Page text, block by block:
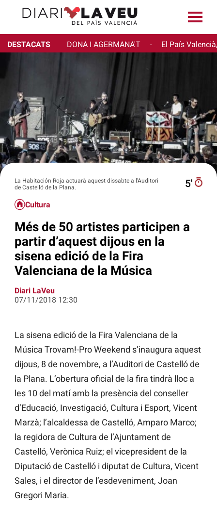
DESTACATS DONA I AGERMANA'T · El País
La Habitación Roja actuarà aquest dissabte a l'Auditori
de Castelló de la Plana.
5′
Cultura
Més de 50 artistes participen a
partir d’aquest dijous en la
sisena edició de la Fira
Valenciana de la Música
Diari LaVeu
07/11/2018 12:30
La sisena edició de la Fira Valenciana de la
Música Trovam!-Pro Weekend s’inaugura aquest
dijous, 8 de novembre, a l’Auditori de Castelló de
la Plana. L’obertura oficial de la fira tindrà lloc a
les 10 del matí amb la presència del conseller
d’Educació, Investigació, Cultura i Esport, Vicent
Marzà; l’alcaldessa de Castelló, Amparo Marco;
la regidora de Cultura de l’Ajuntament de
Castelló, Verònica Ruiz; el vicepresident de la
Diputació de Castelló i diputat de Cultura, Vicent
Sales, i el director de l’esdeveniment, Joan
Gregori Maria.